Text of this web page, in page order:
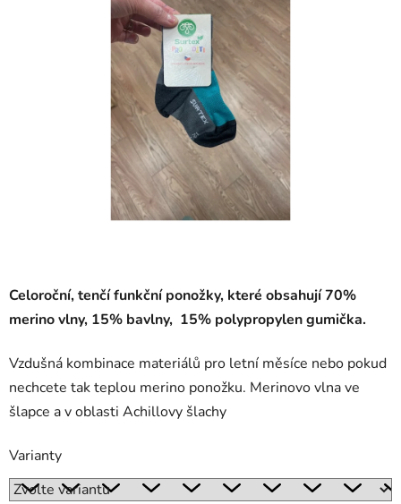
Celoroční, tenčí funkční ponožky, které obsahují 70%
merino vlny, 15% bavlny, 15% polypropylen gumička.
Vzdušná kombinace materiálů pro letní měsíce nebo pokud
nechcete tak teplou merino ponožku. Merinovo vlna ve
šlapce a v oblasti Achillovy šlachy
Varianty